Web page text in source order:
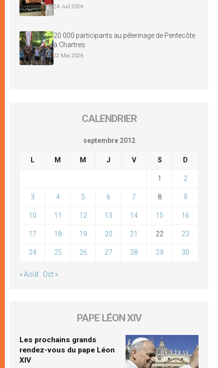
24 Juil 2026
20 000 participants au pèlerinage de Pentecôte
à Chartres
22 Mai 2026
CALENDRIER
septembre 2012
L M M J V S D
1 2
3 4 5 6 7 8 9
10 11 12 13 14 15 16
17 18 19 20 21 22 23
24 25 26 27 28 29 30
« Août Oct »
PAPE LÉON XIV
Les prochains grands
rendez-vous du pape Léon
XIV